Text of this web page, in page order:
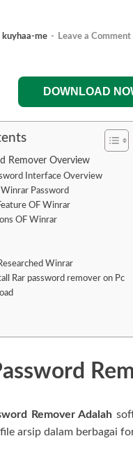
kuyhaa-me - Leave a Comment
DOWNLOAD
Remover Overview
Interface Overview
Winrar Password
OF Winrar
OF Winrar
Winrar
Rar password remover on Pc
Remover Adalah
arsip dalam berbagai